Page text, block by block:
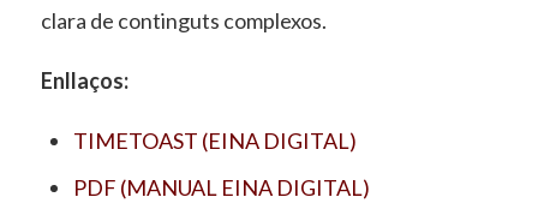
clara de continguts complexos.
Enllaços:
TIMETOAST (EINA DIGITAL)
PDF (MANUAL EINA DIGITAL)